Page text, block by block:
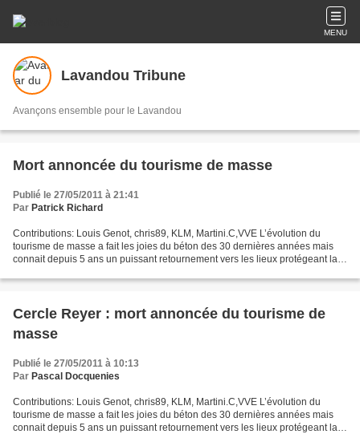
MENU
Lavandou Tribune
Avançons ensemble pour le Lavandou
Mort annoncée du tourisme de masse
Publié le 27/05/2011 à 21:41
Par Patrick Richard
Contributions: Louis Genot, chris89, KLM, Martini.C,VVE L’évolution du
tourisme de masse a fait les joies du béton des 30 dernières années mais
connait depuis 5 ans un puissant retournement vers les lieux protégeant la
Cercle Reyer : mort annoncée du tourisme de
masse
Publié le 27/05/2011 à 10:13
Par Pascal Docquenies
Contributions: Louis Genot, chris89, KLM, Martini.C,VVE L’évolution du
tourisme de masse a fait les joies du béton des 30 dernières années mais
connait depuis 5 ans un puissant retournement vers les lieux protégeant la